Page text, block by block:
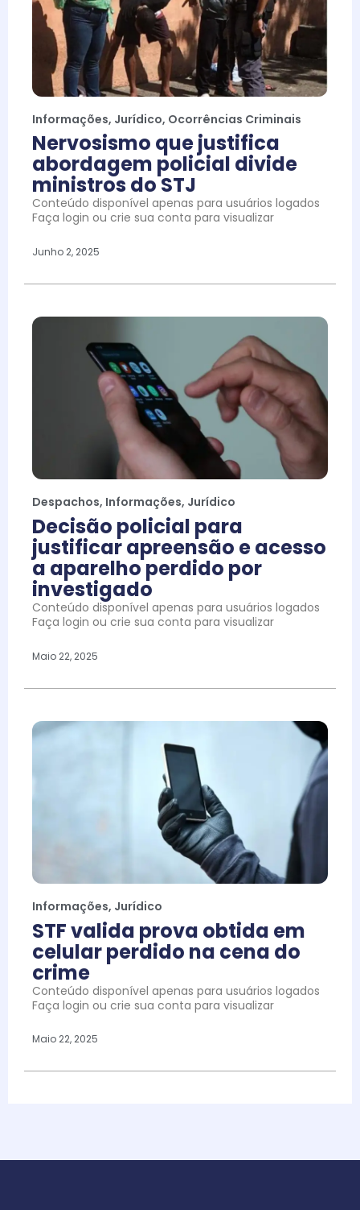
Informações, Jurídico, Ocorrências Criminais
Nervosismo que justifica
abordagem policial divide
ministros do STJ
Conteúdo disponível apenas para usuários logados
Faça login ou crie sua conta para visualizar
Junho 2, 2025
Despachos, Informações, Jurídico
Decisão policial para
justificar apreensão e acesso
a aparelho perdido por
investigado
Conteúdo disponível apenas para usuários logados
Faça login ou crie sua conta para visualizar
Maio 22, 2025
Informações, Jurídico
STF valida prova obtida em
celular perdido na cena do
crime
Conteúdo disponível apenas para usuários logados
Faça login ou crie sua conta para visualizar
Maio 22, 2025